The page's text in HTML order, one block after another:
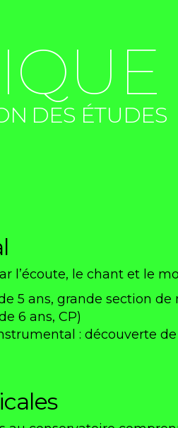
DES ÉTUDES
l’écoute, le chant et le
5 ans, grande section
6 ans, CP)
: découverte